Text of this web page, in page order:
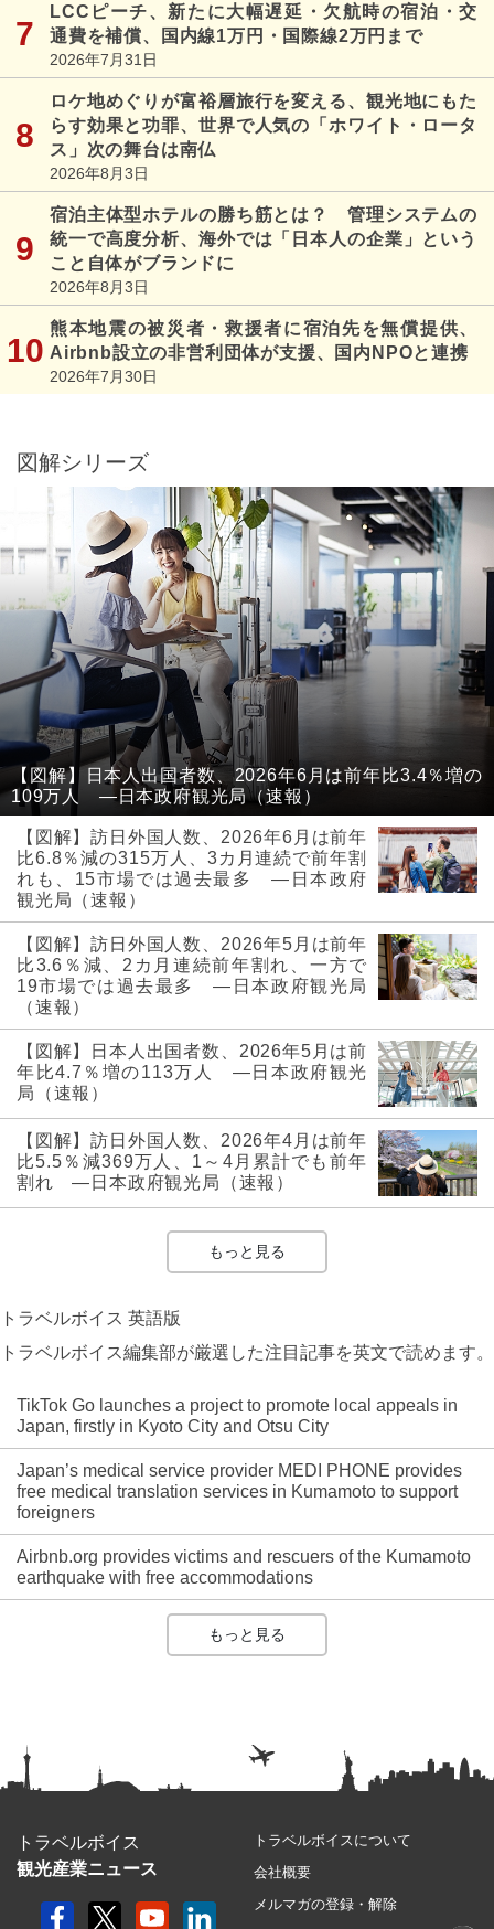
LCCピーチ、新たに大幅遅延・欠航時の宿泊・交
通費を補償、国内線1万円・国際線2万円まで
2026年7月31日
ロケ地めぐりが富裕層旅行を変える、観光地にもた
らす効果と功罪、世界で人気の「ホワイト・ロータ
ス」次の舞台は南仏
2026年8月3日
宿泊主体型ホテルの勝ち筋とは？ 管理システムの
統一で高度分析、海外では「日本人の企業」という
こと自体がブランドに
2026年8月3日
熊本地震の被災者・救援者に宿泊先を無償提供、
Airbnb設立の非営利団体が支援、国内NPOと連携
2026年7月30日
図解シリーズ
【図解】日本人出国者数、2026年6月は前年比3.4％増の
109万人 ―日本政府観光局（速報）
【図解】訪日外国人数、2026年6月は前年
比6.8％減の315万人、3カ月連続で前年割
れも、15市場では過去最多 ―日本政府
観光局（速報）
【図解】訪日外国人数、2026年5月は前年
比3.6％減、2カ月連続前年割れ、一方で
19市場では過去最多 ―日本政府観光局
（速報）
【図解】日本人出国者数、2026年5月は前
年比4.7％増の113万人 ―日本政府観光
局（速報）
【図解】訪日外国人数、2026年4月は前年
比5.5％減369万人、1～4月累計でも前年
割れ ―日本政府観光局（速報）
もっと見る
トラベルボイス 英語版
トラベルボイス編集部が厳選した注目記事を英文で読めます。
TikTok Go launches a project to promote local appeals in
Japan, firstly in Kyoto City and Otsu City
Japan’s medical service provider MEDI PHONE provides
free medical translation services in Kumamoto to support
foreigners
Airbnb.org provides victims and rescuers of the Kumamoto
earthquake with free accommodations
もっと見る
トラベルボイス
観光産業ニュース
トラベルボイスについて
会社概要
メルマガの登録・解除